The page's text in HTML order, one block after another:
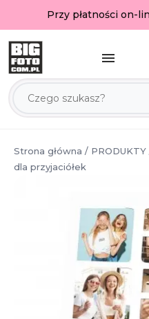
Przy płatności on-
menu
Strona główna / PRODUKTY
dla przyjaciółek